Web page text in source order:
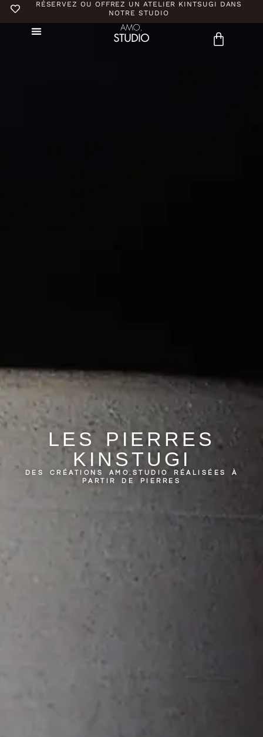
RÉSERVEZ OU OFFREZ UN ATELIER KINTSUGI DANS
NOTRE STUDIO
LES PIERRES
KINSTUGI
DES CRÉATIONS AMO.STUDIO RÉALISÉES À
PARTIR DE PIERRES